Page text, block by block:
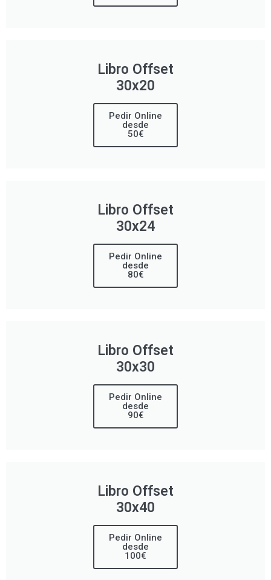
Libro Offset
30x20
Pedir Online
desde
50€
Libro Offset
30x24
Pedir Online
desde
80€
Libro Offset
30x30
Pedir Online
desde
90€
Libro Offset
30x40
Pedir Online
desde
100€